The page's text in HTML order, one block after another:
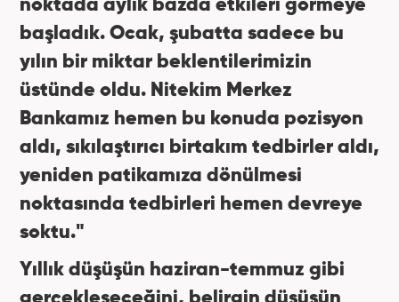
noktada aylık bazda etkileri görmeye
başladık. Ocak, şubatta sadece bu
yılın bir miktar beklentilerimizin
üstünde oldu. Nitekim Merkez
Bankamız hemen bu konuda pozisyon
aldı, sıkılaştırıcı birtakım tedbirler aldı,
yeniden patikamıza dönülmesi
noktasında tedbirleri hemen devreye
soktu."
Yıllık düşüşün haziran-temmuz gibi
gerçekleşeceğini, belirgin düşüşün